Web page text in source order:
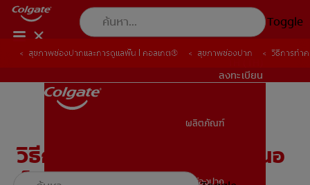
Toggle
ลงทะเบียน
ผลิตภัณฑ์
สุขภาพช่องปาก
สุขภาพช่องปากและการดูแลฟัน | คอลเกต® สุขภาพช่องปาก วิธีการทำ
วิธีการทำความสะอาดรีเทนเนอ